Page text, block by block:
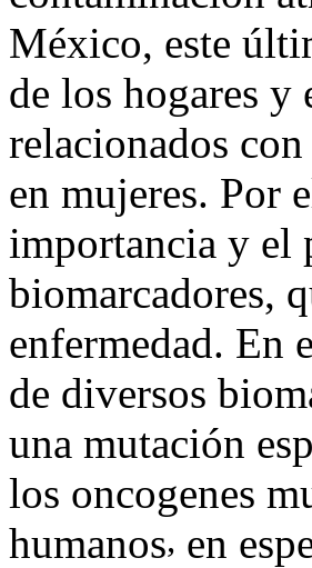
México, este
de los hogares y
relacionados
en mujeres. Por
importancia y el
biomarcadores,
enfermedad. En
de diversos
una mutación
los oncogenes
humanos, en